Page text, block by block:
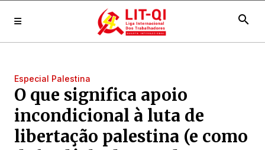
search
Especial Palestina
O que significa apoio
incondicional à luta de
libertação palestina (e como